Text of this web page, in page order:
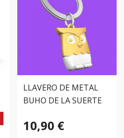
LLAVERO DE METAL
BUHO DE LA SUERTE
10,90 €